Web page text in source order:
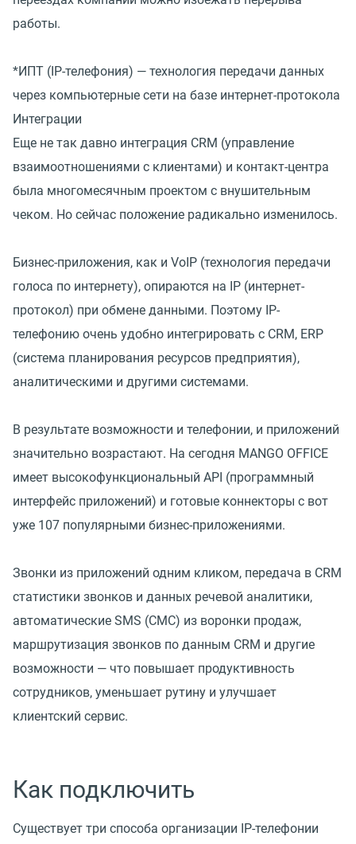
работы.
*ИПТ (IP-телефония) — технология передачи данных
через компьютерные сети на базе интернет-протокола
Интеграции
Еще не так давно интеграция CRM (управление
взаимоотношениями с клиентами) и контакт-центра
была многомесячным проектом с внушительным
чеком. Но сейчас положение радикально изменилось.
Бизнес-приложения, как и VoIP (технология передачи
голоса по интернету), опираются на IP (интернет-
протокол) при обмене данными. Поэтому IP-
телефонию очень удобно интегрировать с CRM, ERP
(система планирования ресурсов предприятия),
аналитическими и другими системами.
В результате возможности и телефонии, и приложений
значительно возрастают. На сегодня MANGO OFFICE
имеет высокофункциональный API (программный
интерфейс приложений) и готовые коннекторы с вот
уже 107 популярными бизнес-приложениями.
Звонки из приложений одним кликом, передача в CRM
статистики звонков и данных речевой аналитики,
автоматические SMS (СМС) из воронки продаж,
маршрутизация звонков по данным CRM и другие
возможности — что повышает продуктивность
сотрудников, уменьшает рутину и улучшает
клиентский сервис.
Как подключить
Существует три способа организации IP-телефонии